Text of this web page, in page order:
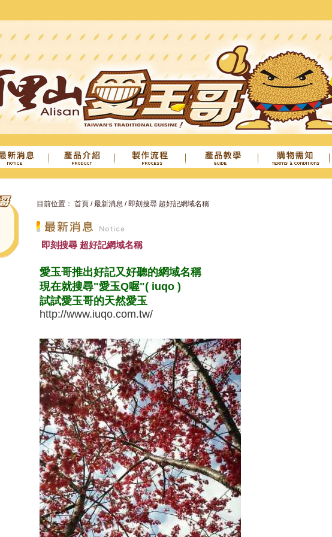
目前位置： 首頁 /最新消息 /即刻搜尋 超好記網域名稱
最新消息
即刻搜尋 超好記網域名稱
愛玉哥推出好記又好聽的網域名稱
現在就搜尋"愛玉Q喔"( iuqo )
試試愛玉哥的天然愛玉
http://www.iuqo.com.tw/